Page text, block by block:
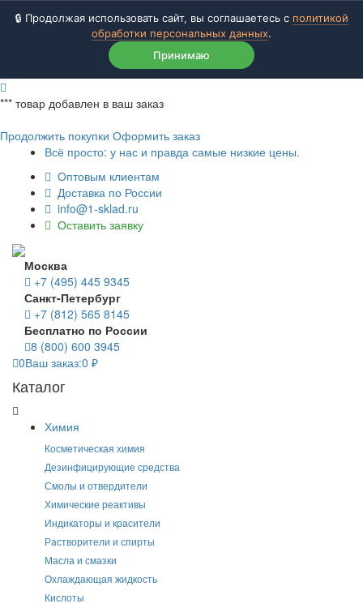
🔒 Продолжая использовать сайт, вы соглашаетесь с политикой
обработки персональных данных.
Принимаю
*** товар добавлен в ваш заказ
Продолжить покупки Оформить заказ
Всё просто: у нас и правда самые низкие цены.
Оптовым клиентам
Доставка по России
info@1-sklad.ru
Оставить заявку
Москва
+7 (495) 445 9345
Санкт-Петербург
+7 (812) 565 8145
Бесплатно по России
8 (800) 600 3945
0Ваш заказ:0 ₽
Каталог
Химия
Косметическая химия
Дезинфицирующие средства
Смолы и отвердители
Химические реактивы
Индикаторы и красители
Растворители и спирты
Масла и смазки
Охлаждающая жидкость
Кислоты